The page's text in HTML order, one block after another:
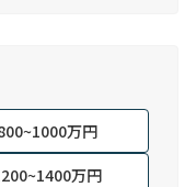
万円
万円